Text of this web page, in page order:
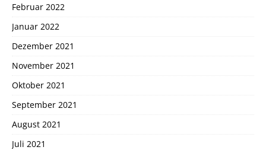
Februar 2022
Januar 2022
Dezember 2021
November 2021
Oktober 2021
September 2021
August 2021
Juli 2021